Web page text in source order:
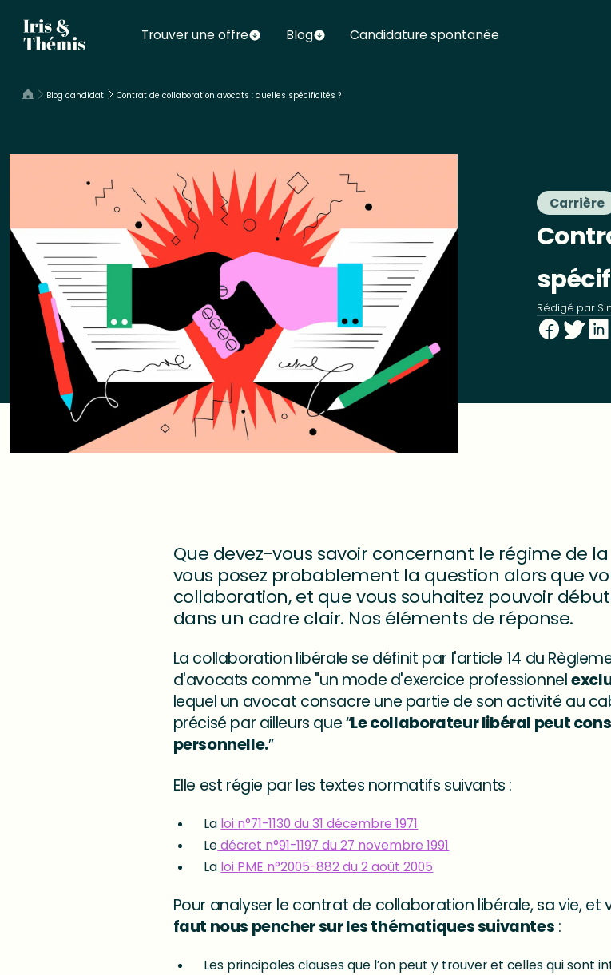
Trouver une offre Blog Candidature spontanée
Blog candidat Contrat de collaboration avocats : quelles spécificités ?
Carrière
Rédigé par
Que devez-vous savoir concernant le régime de
vous posez probablement la question alors que
collaboration, et que vous souhaitez pouvoir
dans un cadre clair. Nos éléments de réponse.
La collaboration libérale se définit par l'article 14 du
d'avocats comme "un mode d'exercice professionnel
lequel un avocat consacre une partie de son activité au
précisé par ailleurs que “Le collaborateur libéral peut
personnelle.”
Elle est régie par les textes normatifs suivants :
La loi n°71-1130 du 31 décembre 1971
Ledécret n°91-1197 du 27 novembre 1991
La loi PME n°2005-882 du 2 août 2005
Pour analyser le contrat de collaboration libérale, sa vie, et
faut nous pencher sur les thématiques suivantes :
Les principales clauses que l’on peut y trouver et celles qui sont